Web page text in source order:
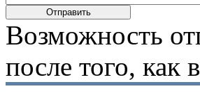
Возможность
после того, как